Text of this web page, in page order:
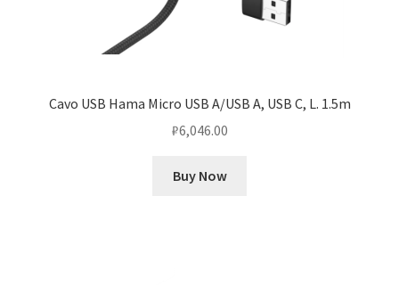
Cavo USB Hama Micro USB A/USB A, USB C, L. 1.5m
₽6,046.00
Buy Now